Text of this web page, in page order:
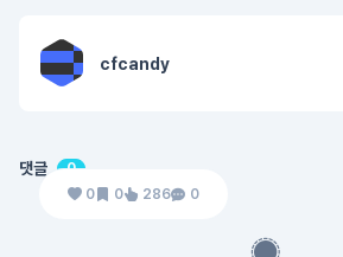
cfcandy
0 0 286 0
댓글 0